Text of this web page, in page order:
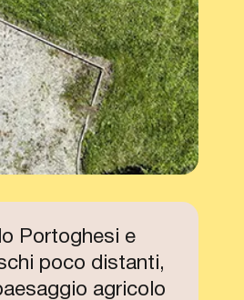
Portoghesi e
poco distanti,
agricolo